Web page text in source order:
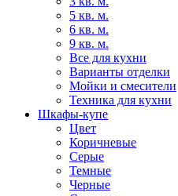
5 кв. м.
6 кв. м.
9 кв. м.
Все для кухни
Варианты отделки
Мойки и смесители
Техника для кухни
Шкафы-купе
Цвет
Коричневые
Серые
Темные
Черные